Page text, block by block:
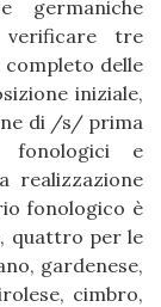
germaniche
verificare tre
delle
iniziale,
di /s/ prima
fonologici e
realizzazione
fonologico è
quattro per le
gardenese,
cimbro,